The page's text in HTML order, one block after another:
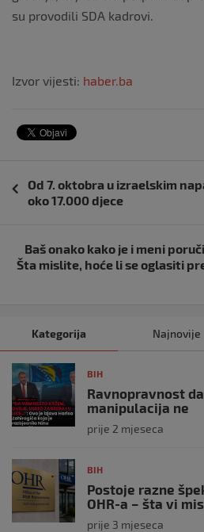
su provodili SDA kadrovi.
Izvor vijesti: haber.ba
objava
Od 7. oktobra u izraelskim
oko 17.000 djece
Baš onako kako je i meni
Šta mislite, hoće li se oglasiti
Kategorija Najnovije
BIH
Ravnopravnost
manipulacija ne
prije 2 mjeseca
BIH
Postoje razne
OHR-a – šta vi
prije 3 mjeseca